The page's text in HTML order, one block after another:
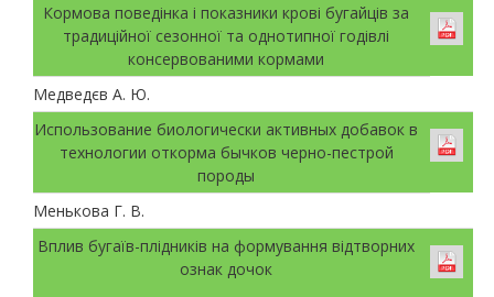
Кормова поведінка і показники крові бугайців за
традиційної сезонної та однотипної годівлі
консервованими кормами
Медведєв А. Ю.
Использование биологически активных добавок в
технологии откорма бычков черно-пестрой
породы
Менькова Г. В.
Вплив бугаїв-плідників на формування відтворних
ознак дочок